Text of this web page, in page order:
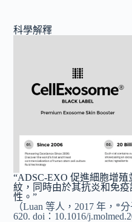
科學解釋
“ADSC-EXO 促進細胞增
紋，同時由於其抗炎和免
性。”
（Luan 等人，2017 年，*
620. doi：10.1016/